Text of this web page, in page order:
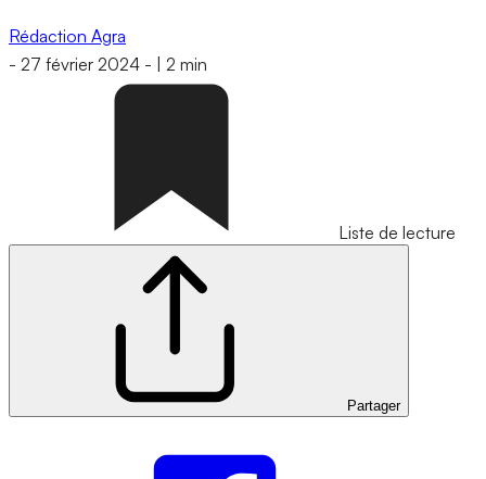
Rédaction Agra
- 27 février 2024 - 2 min
Liste de lecture
Partager